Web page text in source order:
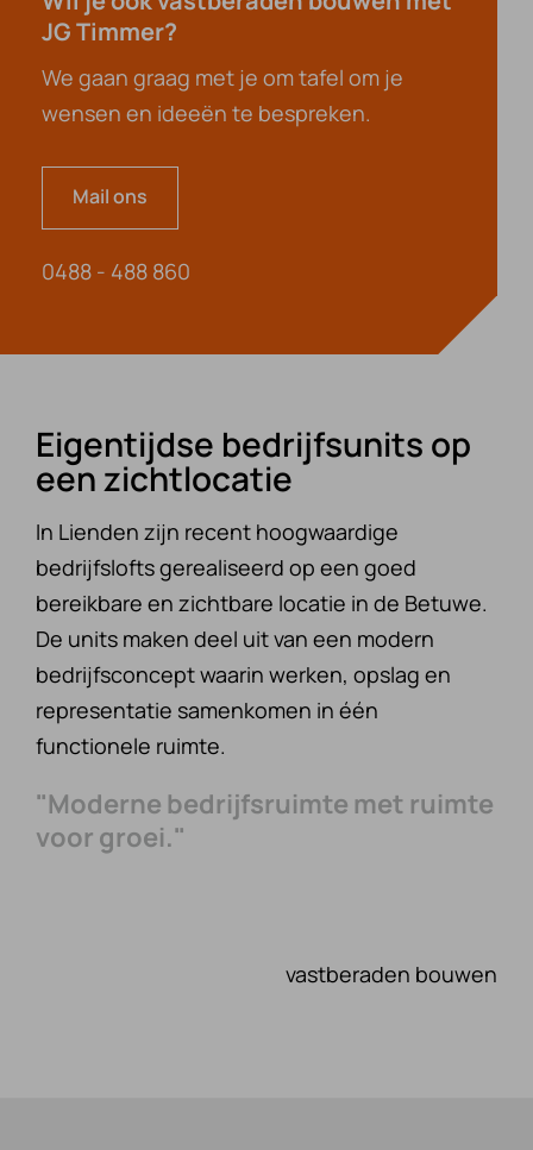
JG Timmer?
We gaan graag met je om tafel om je
wensen en ideeën te bespreken.
Mail ons
0488 - 488 860
Eigentijdse bedrijfsunits op
een zichtlocatie
In Lienden zijn recent hoogwaardige
bedrijfslofts gerealiseerd op een goed
bereikbare en zichtbare locatie in de Betuwe.
De units maken deel uit van een modern
bedrijfsconcept waarin werken, opslag en
representatie samenkomen in één
functionele ruimte.
"Moderne bedrijfsruimte met ruimte
voor groei."
vastberaden bouwen